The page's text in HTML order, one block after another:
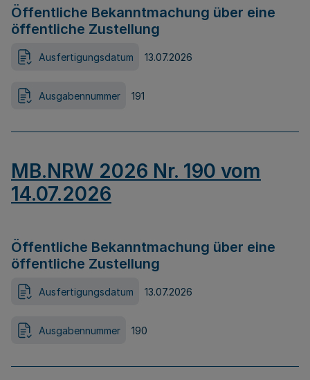
Öffentliche Bekanntmachung über eine
öffentliche Zustellung
Ausfertigungsdatum 13.07.2026
Ausgabennummer 191
MB.NRW 2026 Nr. 190 vom
14.07.2026
Öffentliche Bekanntmachung über eine
öffentliche Zustellung
Ausfertigungsdatum 13.07.2026
Ausgabennummer 190